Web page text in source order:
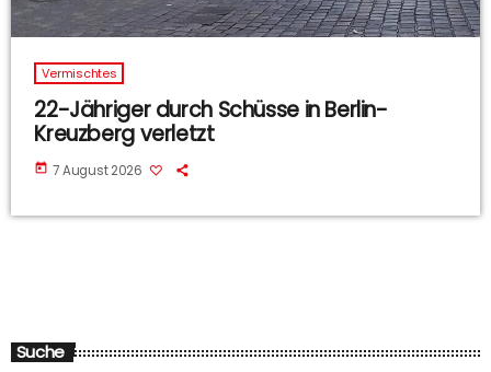
Vermischtes
22-Jähriger durch Schüsse in Berlin-
Kreuzberg verletzt
today 7 August 2026
Suche